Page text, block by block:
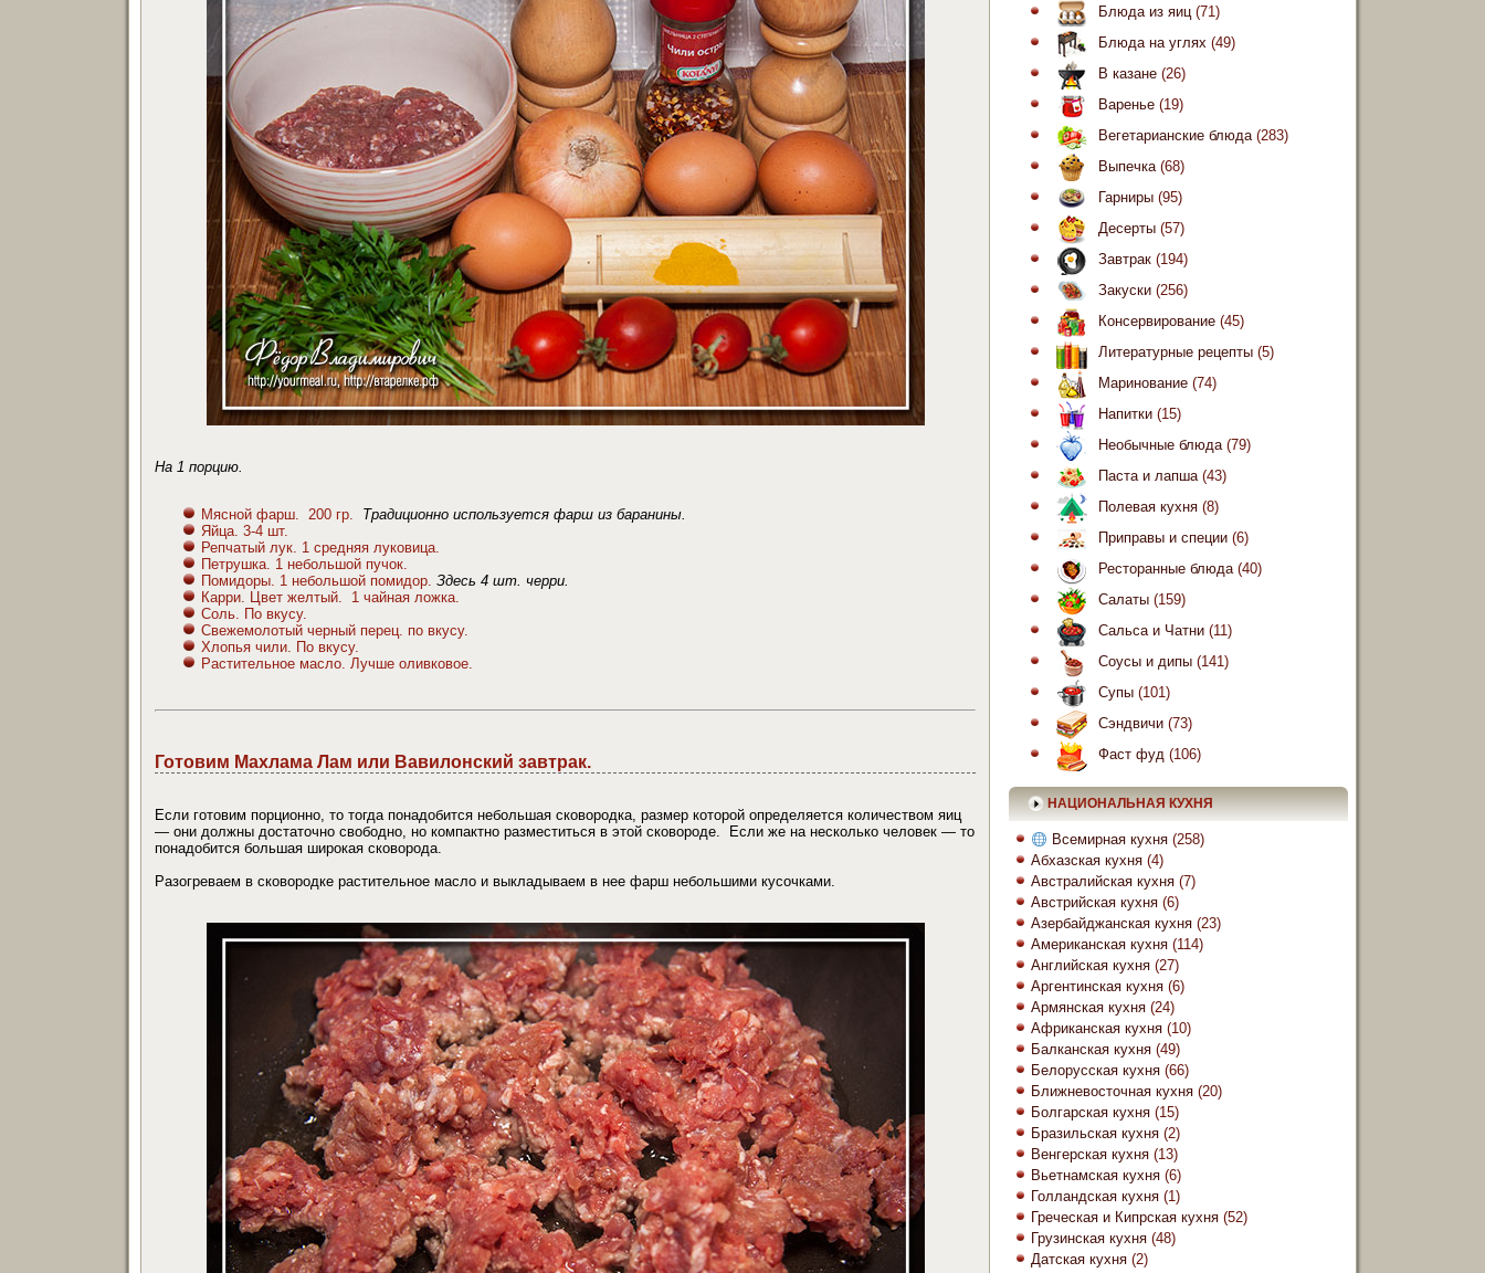
На 1 порцию.
Мясной фарш. 200 гр. Традиционно используется фарш из баранины.
Яйца. 3-4 шт.
Репчатый лук. 1 средняя луковица.
Петрушка. 1 небольшой пучок.
Помидоры. 1 небольшой помидор. Здесь 4 шт. черри.
Карри. Цвет желтый. 1 чайная ложка.
Соль. По вкусу.
Свежемолотый черный перец. по вкусу.
Хлопья чили. По вкусу.
Растительное масло. Лучше оливковое.
Готовим Махлама Лам или Вавилонский завтрак.
Если готовим порционно, то тогда понадобится небольшая сковородка, размер которой определяется количеством яиц
— они должны достаточно свободно, но компактно разместиться в этой сковороде. Если же на несколько человек — то
понадобится большая широкая сковорода.
Разогреваем в сковородке растительное масло и выкладываем в нее фарш небольшими кусочками.
Блюда из яиц(71)
Блюда на углях (49)
В казане (26)
Варенье (19)
Вегетарианские блюда(283)
Выпечка(68)
Гарниры (95)
Десерты (57)
Завтрак (194)
Закуски (256)
Консервирование (45)
Литературные рецепты (5)
Маринование (74)
Напитки (15)
Необычные блюда(79)
Паста и лапша(43)
Полевая кухня (8)
Приправы и специи (6)
Ресторанные блюда(40)
Салаты (159)
Сальса и Чатни (11)
Соусы и дипы (141)
Супы (101)
Сэндвичи (73)
Фаст фуд (106)
НАЦИОНАЛЬНАЯ КУХНЯ
Всемирная кухня(258)
Абхазская кухня (4)
Австралийская кухня (7)
Австрийская кухня (6)
Азербайджанская кухня (23)
Американская кухня (114)
Английская кухня (27)
Аргентинская кухня (6)
Армянская кухня (24)
Африканская кухня (10)
Балканская кухня (49)
Белорусская кухня (66)
Ближневосточная кухня (20)
Болгарская кухня (15)
Бразильская кухня (2)
Венгерская кухня (13)
Вьетнамская кухня (6)
Голландская кухня (1)
Греческая и Кипрская кухня (52)
Грузинская кухня (48)
Датская кухня (2)